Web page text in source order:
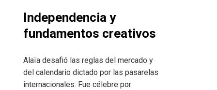
Independencia y
fundamentos creativos
Alaïa desafió las reglas del mercado y
del calendario dictado por las pasarelas
internacionales. Fue célebre por